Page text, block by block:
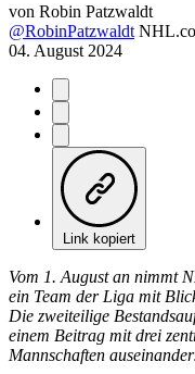
von Robin Patzwaldt
@RobinPatzwaldt
04. August 2024
Link kopiert
Vom 1. August an nimmt
ein Team der Liga mit
Die zweiteilige
einem Beitrag mit drei
Mannschaften